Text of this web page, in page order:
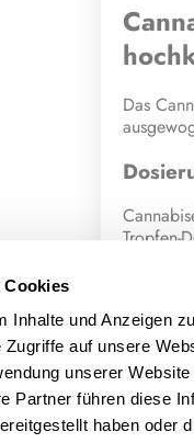
Cookies
Inhalte und Anzeigen
auf unsere
unserer
Partner führen diese
haben oder
Das
Tropfen-
Terpene
Beta-
Beta-